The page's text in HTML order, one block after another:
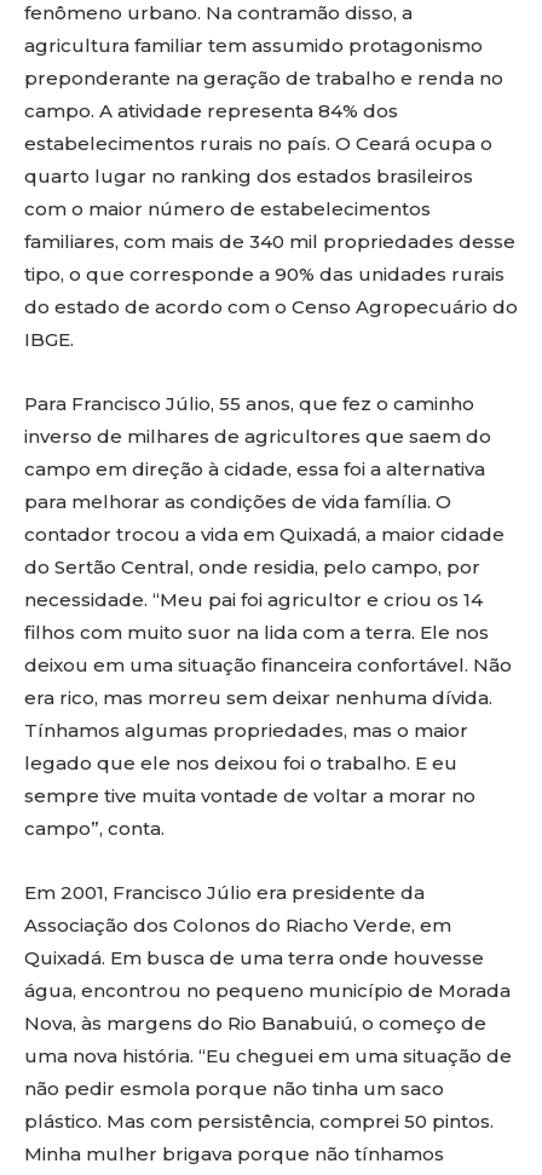
fenômeno urbano. Na contramão disso, a
agricultura familiar tem assumido protagonismo
preponderante na geração de trabalho e renda no
campo. A atividade representa 84% dos
estabelecimentos rurais no país. O Ceará ocupa o
quarto lugar no ranking dos estados brasileiros
com o maior número de estabelecimentos
familiares, com mais de 340 mil propriedades desse
tipo, o que corresponde a 90% das unidades rurais
do estado de acordo com o Censo Agropecuário do
IBGE.
Para Francisco Júlio, 55 anos, que fez o caminho
inverso de milhares de agricultores que saem do
campo em direção à cidade, essa foi a alternativa
para melhorar as condições de vida família. O
contador trocou a vida em Quixadá, a maior cidade
do Sertão Central, onde residia, pelo campo, por
necessidade. “Meu pai foi agricultor e criou os 14
filhos com muito suor na lida com a terra. Ele nos
deixou em uma situação financeira confortável. Não
era rico, mas morreu sem deixar nenhuma dívida.
Tínhamos algumas propriedades, mas o maior
legado que ele nos deixou foi o trabalho. E eu
sempre tive muita vontade de voltar a morar no
campo”, conta.
Em 2001, Francisco Júlio era presidente da
Associação dos Colonos do Riacho Verde, em
Quixadá. Em busca de uma terra onde houvesse
água, encontrou no pequeno município de Morada
Nova, às margens do Rio Banabuiú, o começo de
uma nova história. “Eu cheguei em uma situação de
não pedir esmola porque não tinha um saco
plástico. Mas com persistência, comprei 50 pintos.
Minha mulher brigava porque não tínhamos